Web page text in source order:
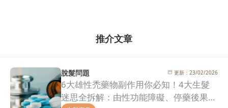
推介文章
脫髮問題 更新： 23/02/2026
6大雄性禿藥物副作用你必知！4大生髮
迷思全拆解：由性功能障礙、停藥後果到